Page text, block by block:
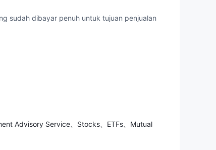
sudah dibayar penuh untuk tujuan penjualan
dan rekomendasi yang dipersonalisasi dari
akun untuk memenuhi kebutuhan klien yang
pembukaan akun disederhanakan untuk
Advisory Service、Stocks、ETFs、Mutual